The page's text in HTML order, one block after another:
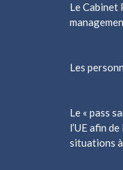
Le Cabinet
Les
Le « pass
l’UE afin
situations